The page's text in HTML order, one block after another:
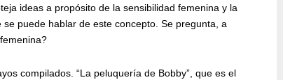
ideas a propósito de la sensibilidad femenina y la
puede hablar de este concepto. Se pregunta, a
compilados. “La peluquería de Bobby”, que es el